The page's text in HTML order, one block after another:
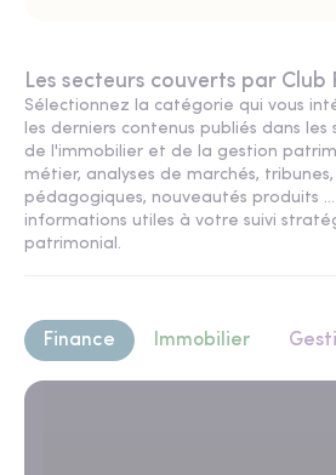
Les secteurs couverts par Club
Sélectionnez la catégorie qui vous
les derniers contenus publiés dans
de l'immobilier et de la gestion
métier, analyses de marchés,
pédagogiques, nouveautés produits
informations utiles à votre suivi
patrimonial.
Finance Immobilier